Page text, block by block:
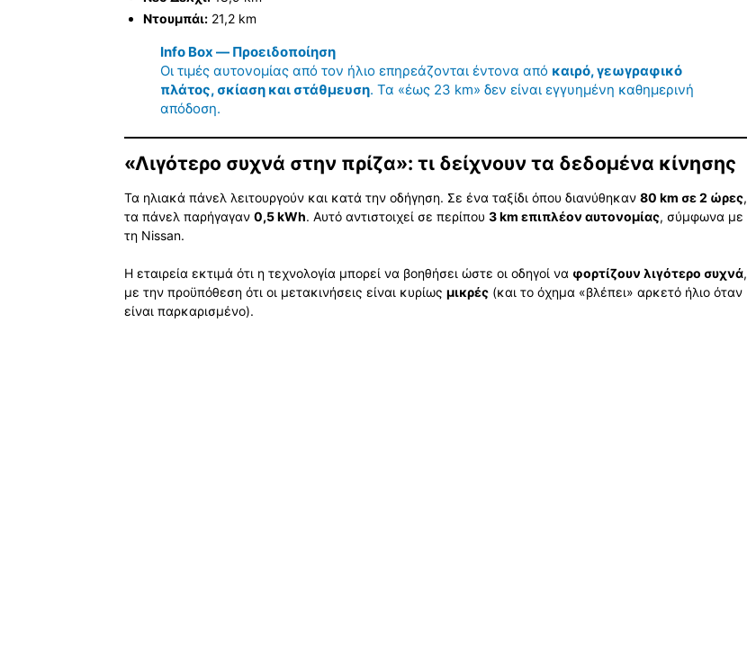
Ντουμπάι: 21,2 km
Info Box — Προειδοποίηση
Οι τιμές αυτονομίας από τον ήλιο επηρεάζονται έντονα από καιρό, γεωγραφικό
πλάτος, σκίαση και στάθμευση. Τα «έως 23 km» δεν είναι εγγυημένη καθημερινή
απόδοση.
«Λιγότερο συχνά στην πρίζα»: τι δείχνουν τα δεδομένα κίνησης
Τα ηλιακά πάνελ λειτουργούν και κατά την οδήγηση. Σε ένα ταξίδι όπου διανύθηκαν 80 km σε 2 ώρες,
τα πάνελ παρήγαγαν 0,5 kWh. Αυτό αντιστοιχεί σε περίπου 3 km επιπλέον αυτονομίας, σύμφωνα με
τη Nissan.
Η εταιρεία εκτιμά ότι η τεχνολογία μπορεί να βοηθήσει ώστε οι οδηγοί να φορτίζουν λιγότερο συχνά,
με την προϋπόθεση ότι οι μετακινήσεις είναι κυρίως μικρές (και το όχημα «βλέπει» αρκετό ήλιο όταν
είναι παρκαρισμένο).